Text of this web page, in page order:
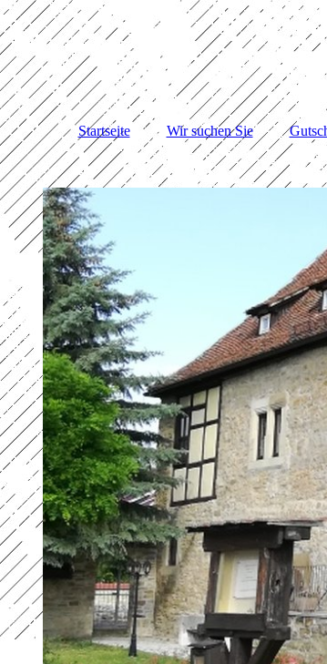
Startseite Wir suchen Sie